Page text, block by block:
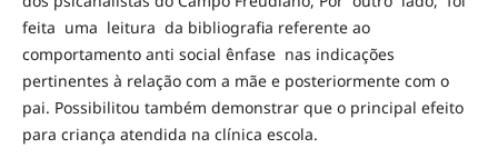
feita uma leitura da bibliografia referente ao
comportamento anti social ênfase nas indicações
pertinentes à relação com a mãe e posteriormente com o
pai. Possibilitou também demonstrar que o principal efeito
para criança atendida na clínica escola.